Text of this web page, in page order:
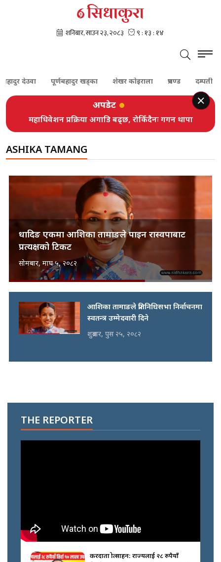
देउवा पूर्णबहादुर खड्का शेखर कोइराला प्रचण्ड दम्पती
अपडेट
महाधिवेशन प्रक्रिया अगाडि बढ्छ, रोकिँदैनः गगन थापा
ASHIKA TAMANG
धादिङ एकमा आशिका तामाङले पाइन रास्वपाबाट
प्रत्यक्षको टिकट
सोमबार, माघ ५, २०८२
आशिका तामाङले प्रतिनिधिसभा निर्वाचनमा
स्वतन्त्र उम्मेदवारी दिने
शुक्रबार, पुस २५, २०८२
THE REPORTER
करदाता प्रोत्साहन: राज्यलाई २८ रुपैयाँ